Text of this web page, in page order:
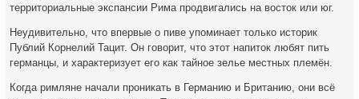
территориальные экспансии Рима продвигались на восток или юг.
Неудивительно, что впервые о пиве упоминает только историк
Публий Корнелий Тацит. Он говорит, что этот напиток любят пить
германцы, и характеризует его как тайное зелье местных племён.
Когда римляне начали проникать в Германию и Британию, они всё